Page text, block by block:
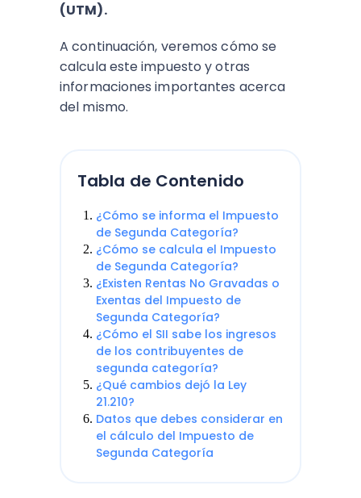
(UTM).
A continuación, veremos cómo se
calcula este impuesto y otras
informaciones importantes acerca
del mismo.
Tabla de Contenido
¿Cómo se informa el Impuesto
de Segunda Categoría?
¿Cómo se calcula el Impuesto
de Segunda Categoría?
¿Existen Rentas No Gravadas o
Exentas del Impuesto de
Segunda Categoría?
¿Cómo el SII sabe los ingresos
de los contribuyentes de
segunda categoría?
¿Qué cambios dejó la Ley
21.210?
Datos que debes considerar en
el cálculo del Impuesto de
Segunda Categoría